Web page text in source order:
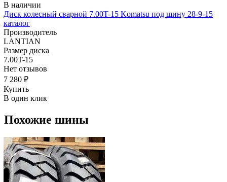
В наличии
Диск колесный сварной 7.00T-15 Komatsu под шину 28-9-15
каталог
Производитель
LANTIAN
Размер диска
7.00T-15
Нет отзывов
7 280 ₽
Купить
В один клик
Похожие шины